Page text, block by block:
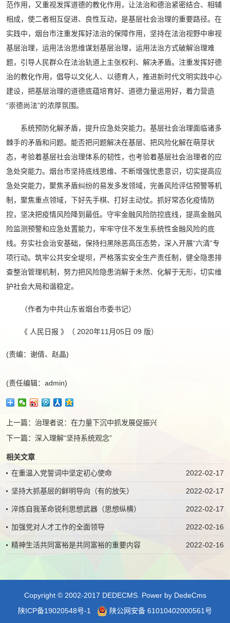
范作用，又重视发挥道德的教化作用，让法治和德治紧密结合、相辅
相成，使二者相互促进、良性互动，是基层社会治理的重要路径。在
实践中，烟台市注重发挥好法治的保障作用，坚持在法治视野中审视
基层治理，运用法治思维谋划基层治理，运用法治方式破解治理难
题，引导人民群众在法治轨道上主张权利、解决矛盾。注重发挥好德
治的教化作用，倡导以文化人、以德育人，推进新时代文明实践中心
建设，把基层治理的道德底蕴培育好、道德力量运用好，着力营造
“崇德尚法”的浓厚氛围。
系统预防化解矛盾，提升应急处突能力。基层社会治理面临诸多
棘手的矛盾和问题。能否把问题解决在基层、把风险化解在萌芽状
态，考验着基层社会治理体系的韧性，也考验着基层社会治理者的应
急处突能力。烟台市坚持底线思维、不断增强忧患意识，切实提高应
急处突能力，聚焦矛盾纠纷的易发多发领域，完善风险评估预警等机
制，聚焦重点领域，下好先手棋、打好主动仗。抓好常态化疫情防
控，坚决把疫情风险降到最低。守牢金融风险防控底线，提高金融风
险监测预警和应急处置能力，牢牢守住不发生系统性金融风险的底
线。夯实社会治安基础，保持扫黑除恶高压态势，深入开展“六清”专
项行动。筑牢公共安全堤坝，严格落实安全生产责任制，健全隐患排
查整治管理机制，努力把风险隐患消解于未然、化解于无形，切实维
护社会大局和谐稳定。
（作者为中共山东省烟台市委书记）
《 人民日报 》（ 2020年11月05日 09 版）
(责编：谢倩、赵晶)
(责任编辑：admin)
上一篇： 治理者说：在力量下沉中抓发展促振兴
下一篇： 深入理解“坚持系统观念”
相关文章
2022-02-17
在重温入党誓词中坚定初心使命
2022-02-17
坚持大抓基层的鲜明导向（有的放矢）
2022-02-17
淬炼自我革命锐利思想武器（思想纵横）
2022-02-16
加强党对人才工作的全面领导
2022-02-16
精神生活共同富裕是共同富裕的重要内容
Copyright © 2002-2017 DEDECMS. Power by DedeCms
陕ICP备19020548号-1
陕公网安备 61010402000561号